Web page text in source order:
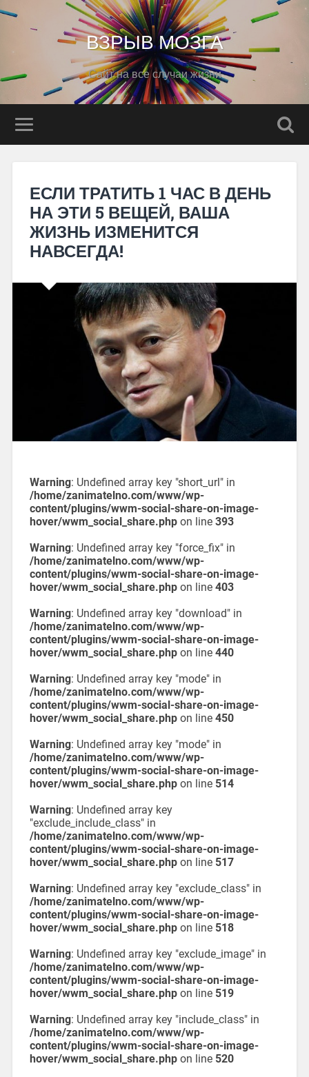
ВЗРЫВ МОЗГА
Сайт на все случаи жизни
ЕСЛИ ТРАТИТЬ 1 ЧАС В ДЕНЬ
НА ЭТИ 5 ВЕЩЕЙ, ВАША
ЖИЗНЬ ИЗМЕНИТСЯ
НАВСЕГДА!
Warning: Undefined array key "short_url" in
/home/zanimatelno.com/www/wp-
content/plugins/wwm-social-share-on-image-
hover/wwm_social_share.phpon line 393
Warning: Undefined array key "force_fix" in
/home/zanimatelno.com/www/wp-
content/plugins/wwm-social-share-on-image-
hover/wwm_social_share.phpon line 403
Warning: Undefined array key "download" in
/home/zanimatelno.com/www/wp-
content/plugins/wwm-social-share-on-image-
hover/wwm_social_share.phpon line 440
Warning: Undefined array key "mode" in
/home/zanimatelno.com/www/wp-
content/plugins/wwm-social-share-on-image-
hover/wwm_social_share.phpon line 450
Warning: Undefined array key "mode" in
/home/zanimatelno.com/www/wp-
content/plugins/wwm-social-share-on-image-
hover/wwm_social_share.phpon line 514
Warning: Undefined array key
"exclude_include_class" in
/home/zanimatelno.com/www/wp-
content/plugins/wwm-social-share-on-image-
hover/wwm_social_share.phpon line 517
Warning: Undefined array key "exclude_class" in
/home/zanimatelno.com/www/wp-
content/plugins/wwm-social-share-on-image-
hover/wwm_social_share.phpon line 518
Warning: Undefined array key "exclude_image" in
/home/zanimatelno.com/www/wp-
content/plugins/wwm-social-share-on-image-
hover/wwm_social_share.phpon line 519
Warning: Undefined array key "include_class" in
/home/zanimatelno.com/www/wp-
content/plugins/wwm-social-share-on-image-
hover/wwm_social_share.phpon line 520